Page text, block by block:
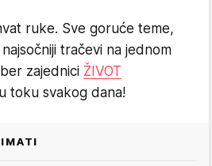
ruke. Sve goruće teme,
tračevi na jednom
zajednici ŽIVOT
toku svakog dana!